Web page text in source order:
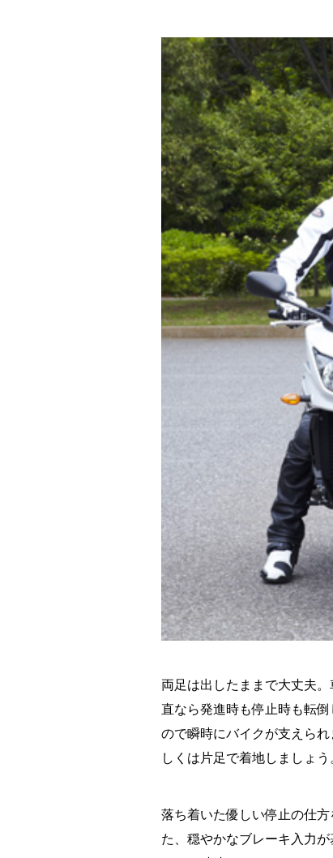
両足は出したままで大丈夫
直なら発進時も停止時も転
ので瞬時にバイクが支えら
しくは片足で着地しましょう
落ち着いた優しい停止の仕
た、穏やかなブレーキ入力